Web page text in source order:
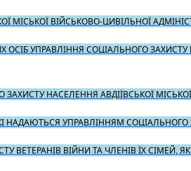
ВІЙСЬКОВО-ЦИВІЛЬНОЇ
УПРАВЛІННЯ СОЦІАЛЬНОГО ЗАХИСТУ
НАСЕЛЕННЯ АВДІЇВСЬКОЇ
НАДАЮТЬСЯ УПРАВЛІННЯМ СОЦІАЛЬНОГО
ВЕТЕРАНІВ ВІЙНИ ТА ЧЛЕНІВ ЇХ